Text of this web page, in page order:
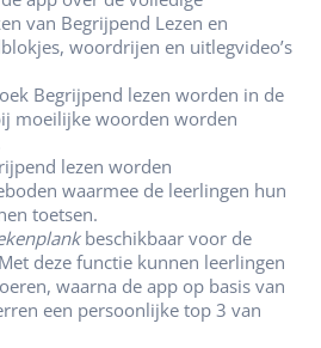
van Begrijpend Lezen en
woordrijen en uitlegvideo’s
Begrijpend lezen worden in de
moeilijke woorden worden
lezen worden
waarmee de leerlingen hun
toetsen.
beschikbaar voor de
deze functie kunnen leerlingen
waarna de app op basis van
een persoonlijke top 3 van